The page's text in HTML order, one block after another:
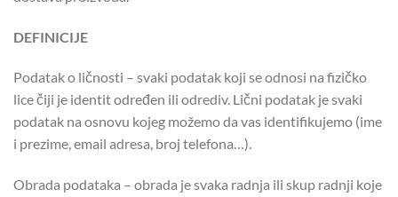
DEFINICIJE
Podatak o ličnosti – svaki podatak koji se odnosi na fizičko
lice čiji je identit određen ili odrediv. Lični podatak je svaki
podatak na osnovu kojeg možemo da vas identifikujemo (ime
i prezime, email adresa, broj telefona…).
Obrada podataka – obrada je svaka radnja ili skup radnji koje